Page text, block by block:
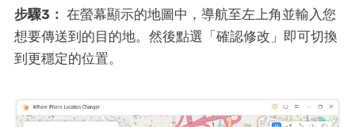
步驟3： 在螢幕顯示的地圖中，導航至左上角並輸入您
想要傳送到的目的地。然後點選「確認修改」即可切換
到更穩定的位置。